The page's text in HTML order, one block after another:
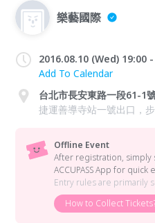
樂藝國際
2016.08.10 (Wed) 19:00
Add To Calendar
台北市長安東路一段61-1
捷運善導寺站一號出口，
Offline Event
After registration,
ACCUPASS App for quick
Entry rules are primarily
How to Collect